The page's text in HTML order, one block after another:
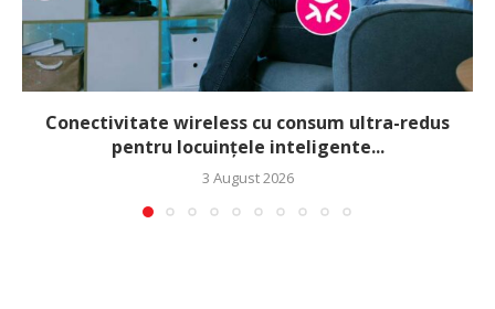
Conectivitate wireless cu consum ultra-redus
pentru locuințele inteligente...
3 August 2026